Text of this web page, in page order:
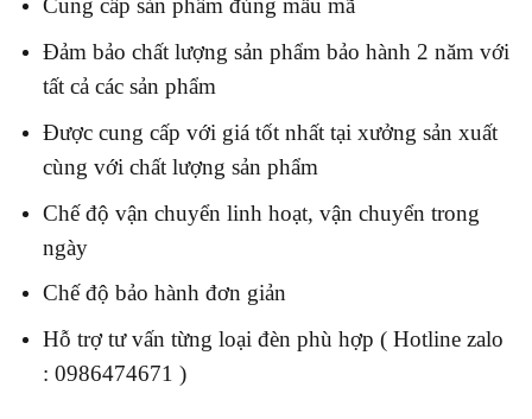
Cung cấp sản phẩm đúng mẫu mã
Đảm bảo chất lượng sản phẩm bảo hành 2 năm với
tất cả các sản phẩm
Được cung cấp với giá tốt nhất tại xưởng sản xuất
cùng với chất lượng sản phẩm
Chế độ vận chuyển linh hoạt, vận chuyển trong
ngày
Chế độ bảo hành đơn giản
Hỗ trợ tư vấn từng loại đèn phù hợp ( Hotline zalo
: 0986474671 )